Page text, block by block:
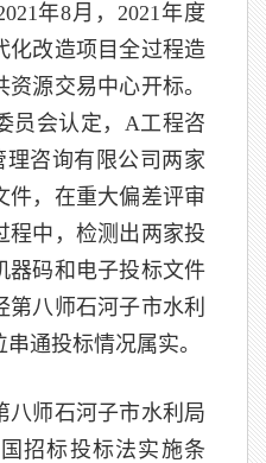
年8月，2021年度
化改造项目全过程造
源交易中心开标。
员会认定，A工程咨
咨询有限公司两家
件，在重大偏差评审
程中，检测出两家投
器码和电子投标文件
八师石河子市水利
通投标情况属实。
八师石河子市水利局
招标投标法实施条